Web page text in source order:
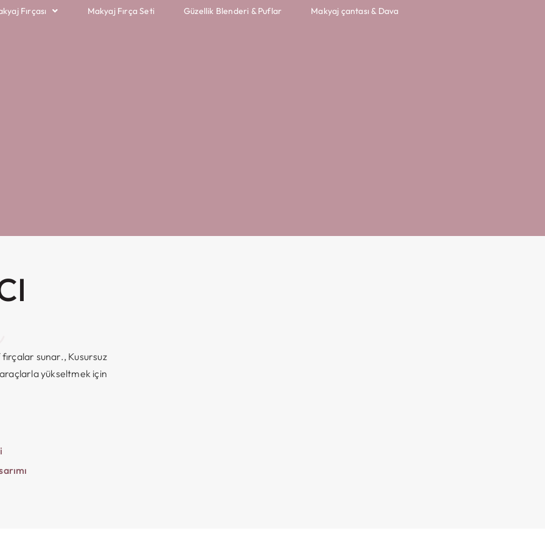
Fırçası Makyaj Fırça Seti Güzellik Blenderi & Puflar Makyaj çantası & Dava
fırçalar sunar., Kusursuz
yükseltmek için